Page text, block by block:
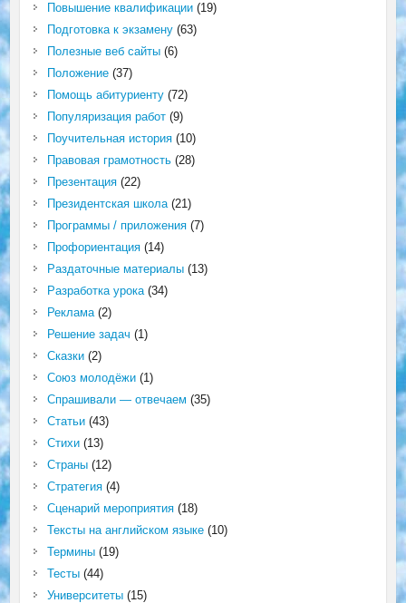
Повышение квалификации(19)
Подготовка к экзамену(63)
Полезные веб сайты(6)
Положение(37)
Помощь абитуриенту(72)
Популяризация работ(9)
Поучительная история(10)
Правовая грамотность(28)
Презентация(22)
Президентская школа(21)
Программы / приложения(7)
Профориентация(14)
Раздаточные материалы(13)
Разработка урока(34)
Реклама(2)
Решение задач (1)
Сказки(2)
Союз молодёжи(1)
Спрашивали — отвечаем (35)
Статьи(43)
Стихи(13)
Страны(12)
Стратегия(4)
Сценарий мероприятия(18)
Тексты на английском языке(10)
Термины(19)
Тесты(44)
Университеты(15)